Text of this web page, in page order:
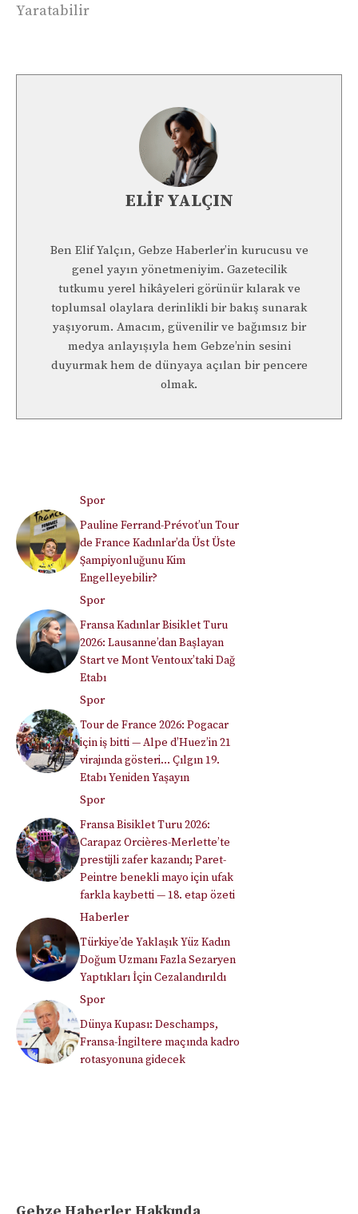
Yaratabilir
ELIF YALÇIN
Ben Elif Yalçın, Gebze Haberler’in kurucusu ve
genel yayın yönetmeniyim. Gazetecilik
tutkumu yerel hikâyeleri görünür kılarak ve
toplumsal olaylara derinlikli bir bakış sunarak
yaşıyorum. Amacım, güvenilir ve bağımsız bir
medya anlayışıyla hem Gebze’nin sesini
duyurmak hem de dünyaya açılan bir pencere
olmak.
Spor
Pauline Ferrand-Prévot’un Tour
de France Kadınlar’da Üst Üste
Şampiyonluğunu Kim
Engelleyebilir?
Spor
Fransa Kadınlar Bisiklet Turu
2026: Lausanne’dan Başlayan
Start ve Mont Ventoux’taki Dağ
Etabı
Spor
Tour de France 2026: Pogacar
için iş bitti — Alpe d’Huez’in 21
virajında gösteri… Çılgın 19.
Etabı Yeniden Yaşayın
Spor
Fransa Bisiklet Turu 2026:
Carapaz Orcières-Merlette’te
prestijli zafer kazandı; Paret-
Peintre benekli mayo için ufak
farkla kaybetti — 18. etap özeti
Haberler
Türkiye’de Yaklaşık Yüz Kadın
Doğum Uzmanı Fazla Sezaryen
Yaptıkları İçin Cezalandırıldı
Spor
Dünya Kupası: Deschamps,
Fransa-İngiltere maçında kadro
rotasyonuna gidecek